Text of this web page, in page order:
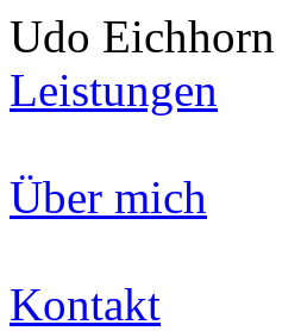
Udo Eichhorn
Leistungen
Über mich
Kontakt